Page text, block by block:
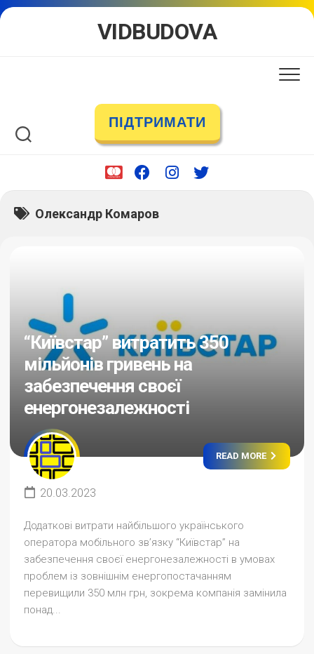
Skip
VIDBUDOVA
ПІДТРИМАТИ
Олександр Комаров
“Київстар” витратить 350
мільйонів гривень на
забезпечення своєї
енергонезалежності
READ MORE
20.03.2023
Додаткові витрати найбільшого українського
оператора мобільного зв’язку “Київстар” на
забезпечення своєї енергонезалежності в умовах
проблем із зовнішнім енергопостачанням
перевищили 350 млн грн, зокрема компанія замінила
понад...